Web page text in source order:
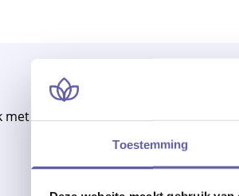
Toestemming